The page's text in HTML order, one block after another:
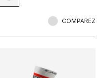
COMPAREZ